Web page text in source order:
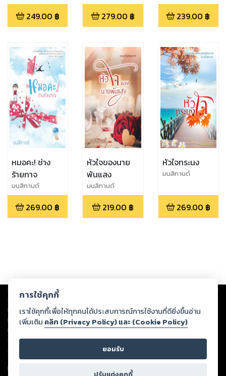
249.00 ฿ 279.00 ฿ 239.00 ฿
หมอคะ! ช่าง
ร้ายกาจ
มนสิกานต์
269.00 ฿
หัวใจของนาย
พันแสง
มนสิกานต์
219.00 ฿
หัวใจทระนง
มนสิกานต์
269.00 ฿
Copyright © 2026
ต่อผลงานหรือเนื้อหาใดที่อัปโหลดผ่านเว็บไซต์และปรากฏว่าละเมิดสิทธิใน
ทรัพย์สินทางปัญญาของบุคคลอื่นหรือขัดต่อกฎหมายและศีลธรรม ดังนั้น ผู้อ่าน
ทุกท่านโปรดใช้วิจารณญาณในการกลั่นกรองด้วยตนเอง และหากท่านพบว่าส่วน
หนึ่งส่วนใดขัดต่อกฎหมายและศีลธรรม กรุณาแจ้งมายังบริษัท เพื่อทีมงานจะได้
ดำเนินการในทันที ทั้งนี้ ทางสตอรี่ล็อกขอสงวนลิขสิทธิ์ตามพระราชบัญญัติ
ลิขสิทธิ์ พ.ศ. 2537 (ฉบับล่าสุด)
For support: member@ookbee.com
การใช้คุกกี้
เราใช้คุกกี้เพื่อให้ทุกคนได้ประสบการณ์การใช้งานที่ดียิ่งขึ้นอ่าน
เพิ่มเติม คลิก (Privacy Policy) และ (Cookie Policy)
ยอมรับ
ปรับแต่งคุกกี้